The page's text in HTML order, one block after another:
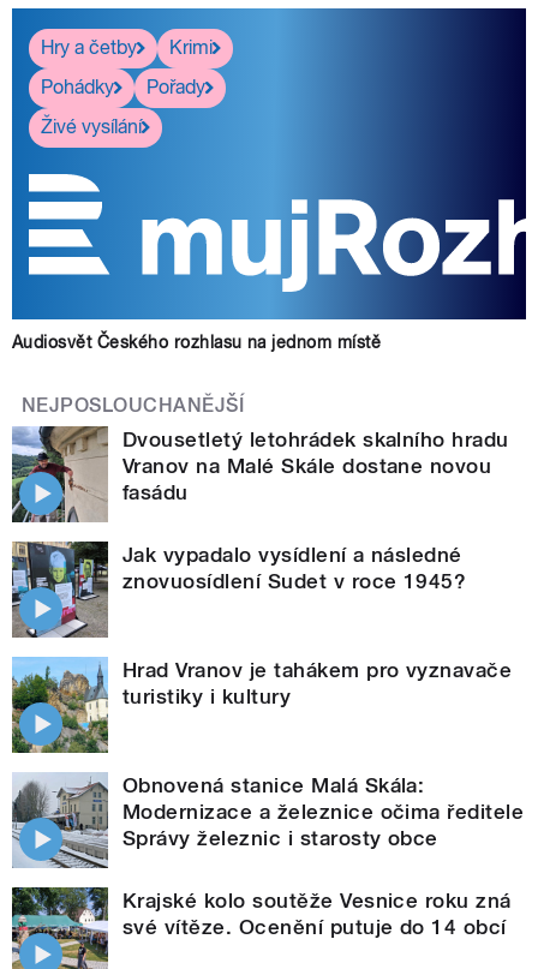
Hry a četby
Krimi
Pohádky
Pořady
Živé vysílání
Audiosvět Českého rozhlasu na jednom místě
NEJPOSLOUCHANĚJŠÍ
Dvousetletý letohrádek skalního hradu
Vranov na Malé Skále dostane novou
fasádu
Jak vypadalo vysídlení a následné
znovuosídlení Sudet v roce 1945?
Hrad Vranov je tahákem pro vyznavače
turistiky i kultury
Obnovená stanice Malá Skála:
Modernizace a železnice očima ředitele
Správy železnic i starosty obce
Krajské kolo soutěže Vesnice roku zná
své vítěze. Ocenění putuje do 14 obcí